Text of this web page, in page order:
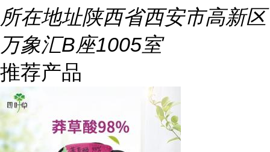
所在地址陕西省西安市高新区
万象汇B座1005室
推荐产品